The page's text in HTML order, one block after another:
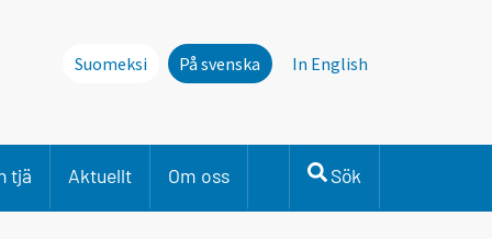
Suomeksi På svenska In English
tjä Aktuellt Om oss Sök